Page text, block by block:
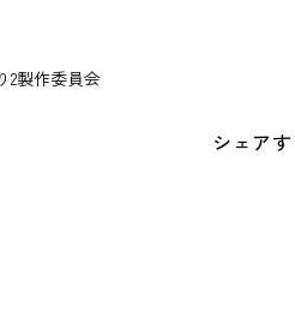
2製作委員会
シェアす